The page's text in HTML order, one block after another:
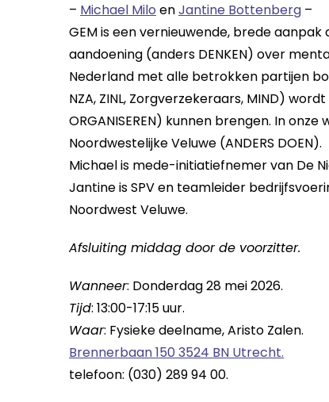
– Michael Milo enJantine Bottenberg –
GEM is een vernieuwende, brede
aandoening (anders DENKEN) over
Nederland met alle betrokken partijen
NZA, ZINL, Zorgverzekeraars, MIND)
ORGANISEREN) kunnen brengen. In
Noordwestelijke Veluwe (ANDERS DOEN).
Michael is mede-initiatiefnemer van De
Jantine is SPV en teamleider
Noordwest Veluwe.
Afsluiting middag door de voorzitter.
Wanneer: Donderdag 28 mei 2026.
Tijd: 13:00-17:15 uur.
Waar: Fysieke deelname, Aristo Zalen.
Brennerbaan 150 3524 BN Utrecht.
telefoon: (030) 289 94 00.